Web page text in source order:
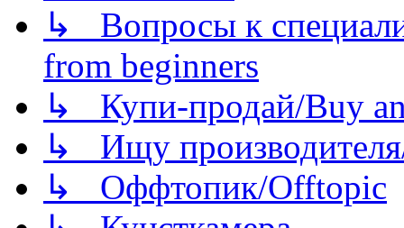
↳ Вопросы к
from beginners
↳ Купи-продай/Buy
↳ Ищу
↳ Оффтопик/Offtopic